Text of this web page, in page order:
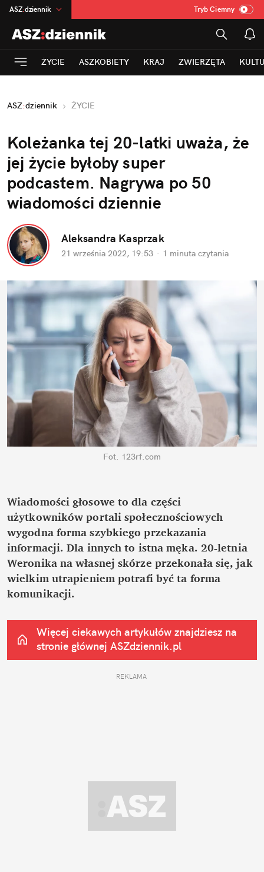
ASZ:dziennik
na:Temat
INN:Poland
mama
Rozrywka
Tryb Ciemny
ŻYCIE ASZKOBIETY KRAJ ZWIERZĘTA
ASZ:dziennik ŻYCIE
Koleżanka tej 20-latki uważa, że
jej życie byłoby super
podcastem. Nagrywa po 50
wiadomości dziennie
Aleksandra Kasprzak
21 września 2022, 19:53 · 1 minuta czytania
Fot. 123rf.com
Wiadomości głosowe to dla części
użytkowników portali społecznościowych
wygodna forma szybkiego przekazania
informacji. Dla innych to istna męka. 20-letnia
Weronika na własnej skórze przekonała się, jak
wielkim utrapieniem potrafi być ta forma
komunikacji.
Więcej ciekawych artykułów znajdziesz na
stronie głównej ASZdziennik.pl
REKLAMA